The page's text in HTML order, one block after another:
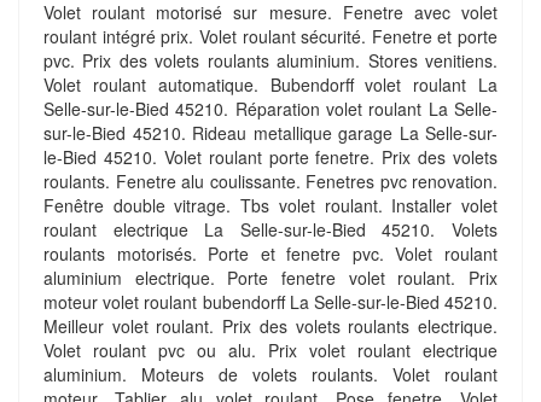
Volet roulant motorisé sur mesure. Fenetre avec volet
roulant intégré prix. Volet roulant sécurité. Fenetre et porte
pvc. Prix des volets roulants aluminium. Stores venitiens.
Volet roulant automatique. Bubendorff volet roulant La
Selle-sur-le-Bied 45210. Réparation volet roulant La Selle-
sur-le-Bied 45210. Rideau metallique garage La Selle-sur-
le-Bied 45210. Volet roulant porte fenetre. Prix des volets
roulants. Fenetre alu coulissante. Fenetres pvc renovation.
Fenêtre double vitrage. Tbs volet roulant. Installer volet
roulant electrique La Selle-sur-le-Bied 45210. Volets
roulants motorisés. Porte et fenetre pvc. Volet roulant
aluminium electrique. Porte fenetre volet roulant. Prix
moteur volet roulant bubendorff La Selle-sur-le-Bied 45210.
Meilleur volet roulant. Prix des volets roulants electrique.
Volet roulant pvc ou alu. Prix volet roulant electrique
aluminium. Moteurs de volets roulants. Volet roulant